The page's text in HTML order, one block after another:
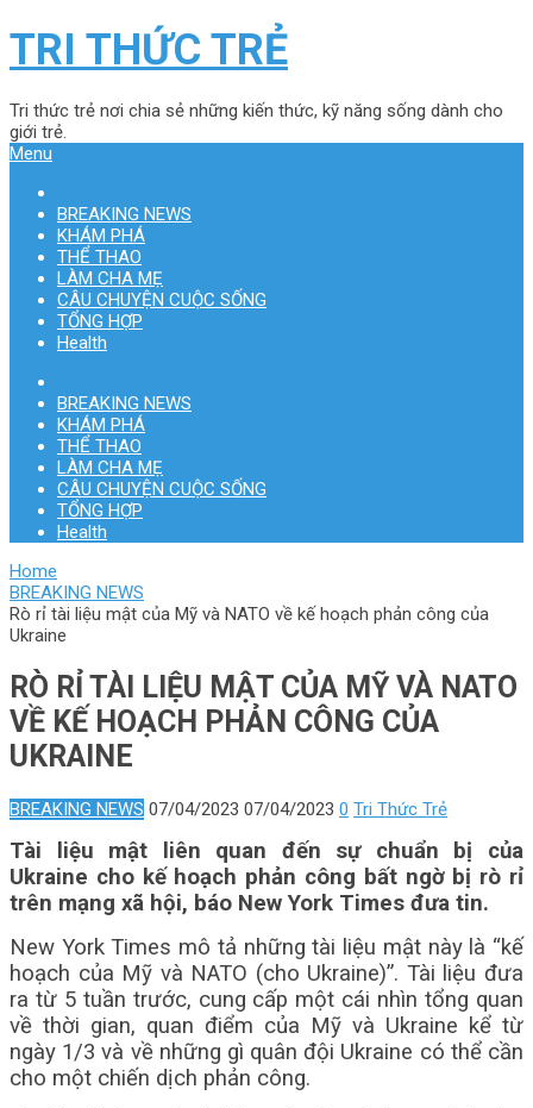
TRI THỨC TRẺ
Tri thức trẻ nơi chia sẻ những kiến thức, kỹ năng sống dành cho
giới trẻ.
Menu
BREAKING NEWS
KHÁM PHÁ
THỂ THAO
LÀM CHA MẸ
CÂU CHUYỆN CUỘC SỐNG
TỔNG HỢP
Health
BREAKING NEWS
KHÁM PHÁ
THỂ THAO
LÀM CHA MẸ
CÂU CHUYỆN CUỘC SỐNG
TỔNG HỢP
Health
Home
BREAKING NEWS
Rò rỉ tài liệu mật của Mỹ và NATO về kế hoạch phản công của
Ukraine
RÒ RỈ TÀI LIỆU MẬT CỦA MỸ VÀ NATO
VỀ KẾ HOẠCH PHẢN CÔNG CỦA
UKRAINE
BREAKING NEWS 07/04/2023 07/04/2023 0 Tri Thức Trẻ
Tài liệu mật liên quan đến sự chuẩn bị của
Ukraine cho kế hoạch phản công bất ngờ bị rò rỉ
trên mạng xã hội, báo New York Times đưa tin.
New York Times mô tả những tài liệu mật này là “kế
hoạch của Mỹ và NATO (cho Ukraine)”. Tài liệu đưa
ra từ 5 tuần trước, cung cấp một cái nhìn tổng quan
về thời gian, quan điểm của Mỹ và Ukraine kể từ
ngày 1/3 và về những gì quân đội Ukraine có thể cần
cho một chiến dịch phản công.